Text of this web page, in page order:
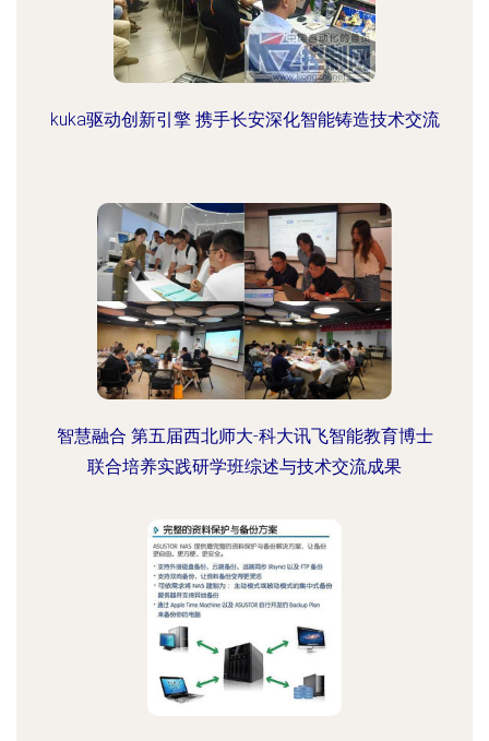
kuka驱动创新引擎 携手长安深化智能铸造技术交流
智慧融合 第五届西北师大-科大讯飞智能教育博士
联合培养实践研学班综述与技术交流成果